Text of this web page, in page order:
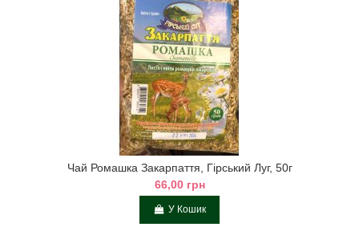
Чай Ромашка Закарпаття, Гірський Луг, 50г
66,00 грн
У Кошик